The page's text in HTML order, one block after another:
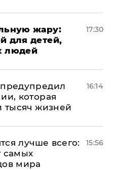
жару:
для детей,
людей
17:30
которая
тысяч жизней
16:14
лучше всего:
самых
мира
15:56